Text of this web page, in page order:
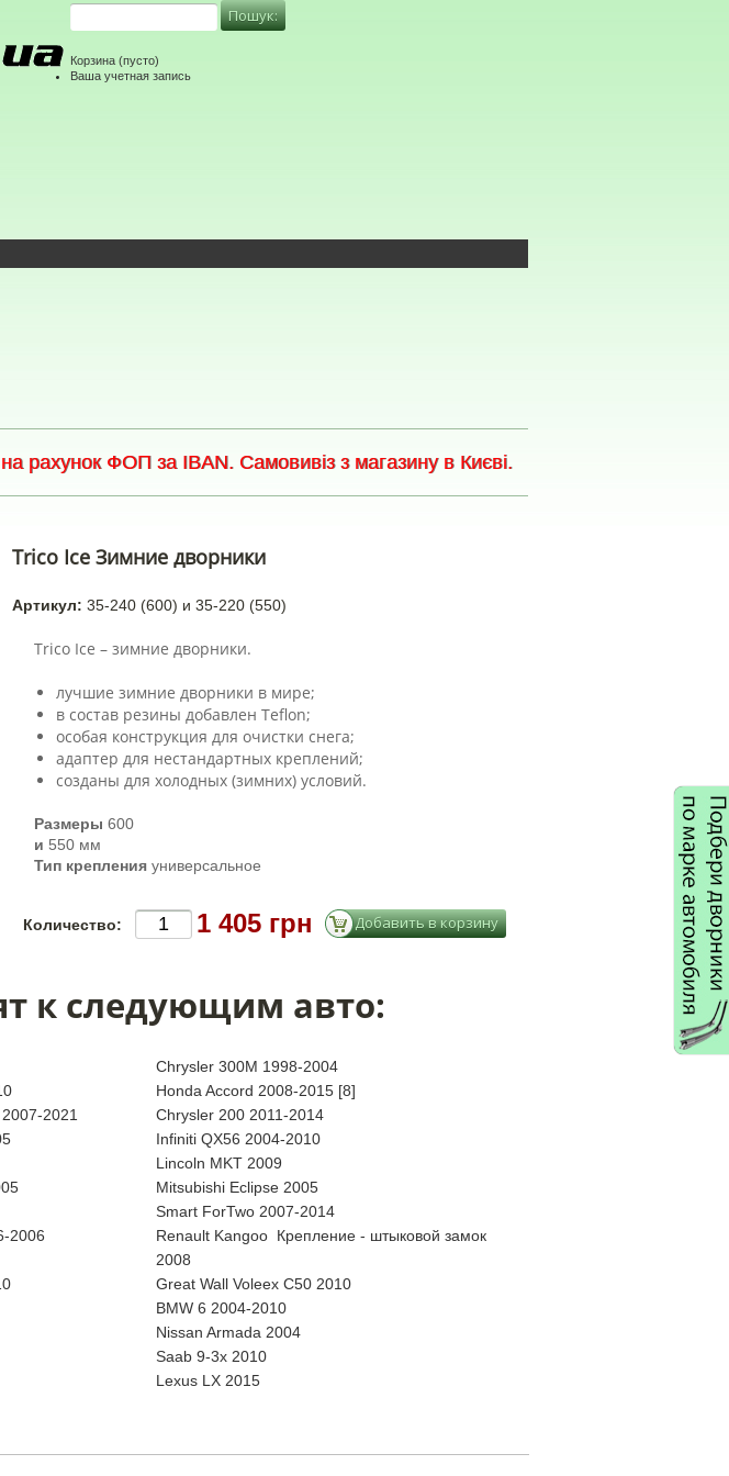
Корзина (пусто)
Ваша учетная запись
рахунок ФОП за IBAN. Самовивіз з магазину в Києві.
Trico Ice Зимние дворники
Артикул:35-240 (600) и 35-220 (550)
Trico Ice – зимние дворники.
лучшие зимние дворники в мире;
в состав резины добавлен Teflon;
особая конструкция для очистки снега;
адаптер для нестандартных креплений;
созданы для холодных (зимних) условий.
Размеры 600
и 550 мм
Тип крепления универсальное
Количество: 1 405 грн
к следующим авто:
Chrysler 300M 1998-2004
Honda Accord 2008-2015 [8]
2021
Chrysler 200 2011-2014
Infiniti QX56 2004-2010
Lincoln MKT 2009
Mitsubishi Eclipse 2005
Smart ForTwo 2007-2014
2006
Renault Kangoo Крепление - штыковой замок
2008
Great Wall Voleex C50 2010
BMW 6 2004-2010
Nissan Armada 2004
Saab 9-3x 2010
Lexus LX 2015